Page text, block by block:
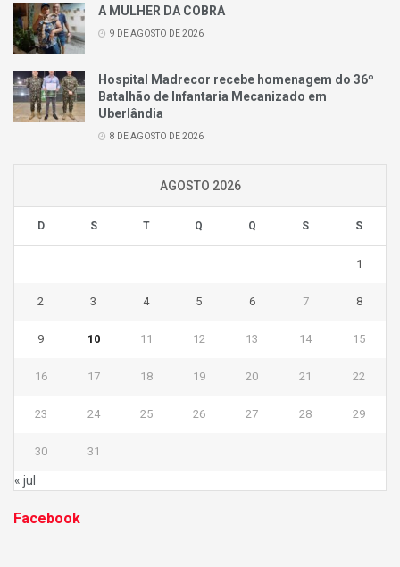
A MULHER DA COBRA
9 DE AGOSTO DE 2026
Hospital Madrecor recebe homenagem do 36º
Batalhão de Infantaria Mecanizado em
Uberlândia
8 DE AGOSTO DE 2026
AGOSTO 2026
D S T Q Q S S
1
2 3 4 5 6 7 8
9 10 11 12 13 14 15
16 17 18 19 20 21 22
23 24 25 26 27 28 29
30 31
« jul
Facebook